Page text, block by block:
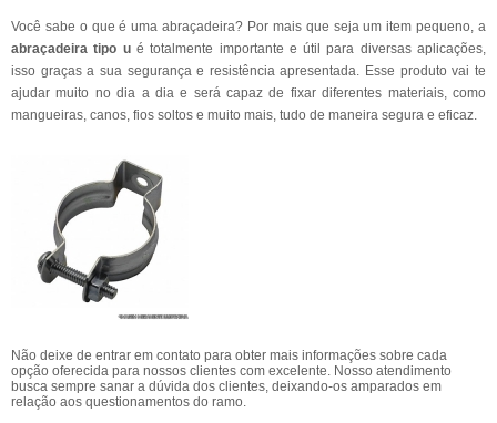
Você sabe o que é uma abraçadeira? Por mais que seja um item pequeno, a
abraçadeira tipo ué totalmente importante e útil para diversas aplicações,
isso graças a sua segurança e resistência apresentada. Esse produto vai te
ajudar muito no dia a dia e será capaz de fixar diferentes materiais, como
mangueiras, canos, fios soltos e muito mais, tudo de maneira segura e eficaz.
Não deixe de entrar em contato para obter mais informações sobre cada
opção oferecida para nossos clientes com excelente. Nosso atendimento
busca sempre sanar a dúvida dos clientes, deixando-os amparados em
relação aos questionamentos do ramo.